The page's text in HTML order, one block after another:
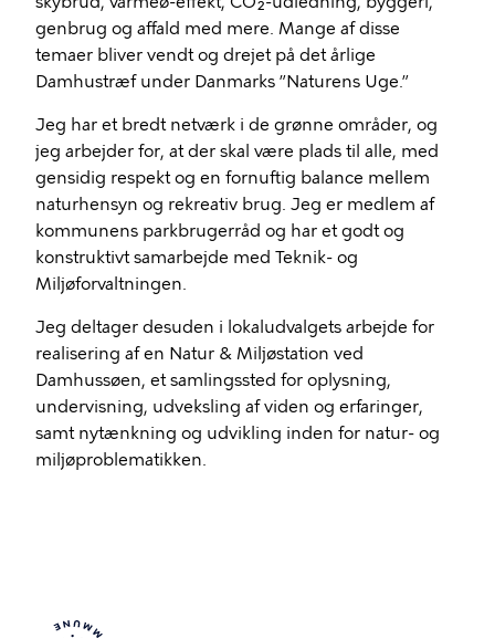
genbrug og affald med mere. Mange af disse
temaer bliver vendt og drejet på det årlige
Damhustræf under Danmarks ”Naturens Uge.”
Jeg har et bredt netværk i de grønne områder, og
jeg arbejder for, at der skal være plads til alle, med
gensidig respekt og en fornuftig balance mellem
naturhensyn og rekreativ brug. Jeg er medlem af
kommunens parkbrugerråd og har et godt og
konstruktivt samarbejde med Teknik- og
Miljøforvaltningen.
Jeg deltager desuden i lokaludvalgets arbejde for
realisering af en Natur & Miljøstation ved
Damhussøen, et samlingssted for oplysning,
undervisning, udveksling af viden og erfaringer,
samt nytænkning og udvikling inden for natur- og
miljøproblematikken.